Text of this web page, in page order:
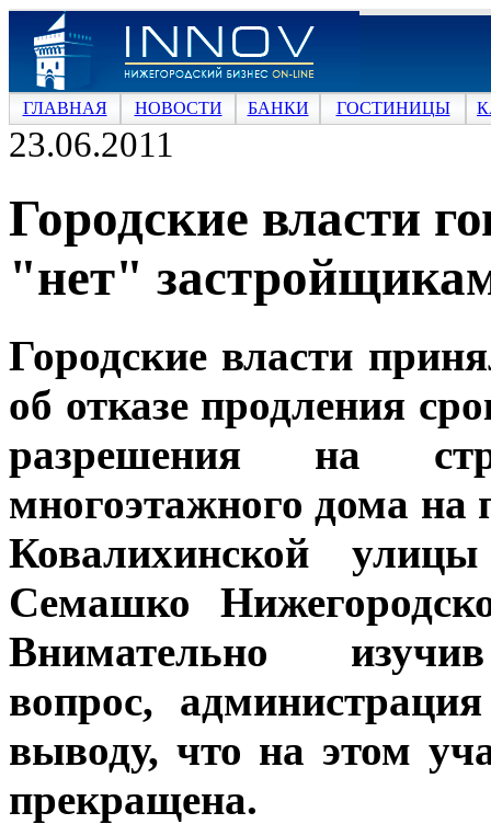
ГЛАВНАЯ НОВОСТИ БАНКИ ГОСТИНИЦЫ
23.06.2011
Городские власти
"нет"
Городские власти
об отказе продления
разрешения на
многоэтажного дома на
Ковалихинской
Семашко
Внимательно
вопрос,
выводу, что на этом
прекращена.